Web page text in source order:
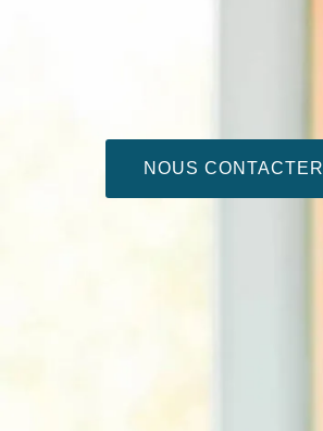
NOUS CONTACTER